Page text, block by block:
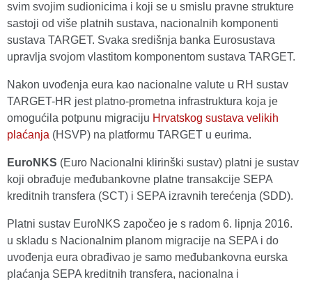
svim svojim sudionicima i koji se u smislu pravne strukture
sastoji od više platnih sustava, nacionalnih komponenti
sustava TARGET. Svaka središnja banka Eurosustava
upravlja svojom vlastitom komponentom sustava TARGET.
Nakon uvođenja eura kao nacionalne valute u RH sustav
TARGET-HR jest platno-prometna infrastruktura koja je
omogućila potpunu migraciju Hrvatskog sustava velikih
plaćanja (HSVP) na platformu TARGET u eurima.
EuroNKS (Euro Nacionalni klirinški sustav) platni je sustav
koji obrađuje međubankovne platne transakcije SEPA
kreditnih transfera (SCT) i SEPA izravnih terećenja (SDD).
Platni sustav EuroNKS započeo je s radom 6. lipnja 2016.
u skladu s Nacionalnim planom migracije na SEPA i do
uvođenja eura obrađivao je samo međubankovna eurska
plaćanja SEPA kreditnih transfera, nacionalna i